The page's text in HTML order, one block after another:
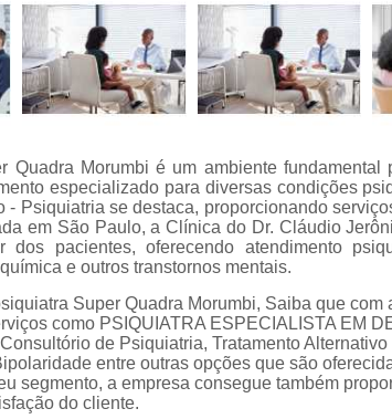
insônia
para
para
de
para
do
Tratamento
Quadra Morumbi é um ambiente fundamental
especializado para diversas condições
Psiquiatria se destaca, proporcionando
em São Paulo, a Clínica do Dr. Cláudio
pacientes, oferecendo atendimento
e outros transtornos mentais.
Super Quadra Morumbi, Saiba que com
como PSIQUIATRA ESPECIALISTA EM
de Psiquiatria, Tratamento
entre outras opções que são
segmento, a empresa consegue também
do cliente.